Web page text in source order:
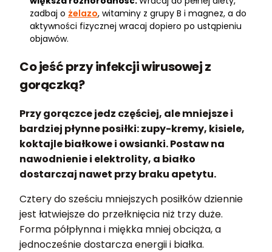
zadbaj o żelazo, witaminy z grupy B i magnez, a do
aktywności fizycznej wracaj dopiero po ustąpieniu
objawów.
Co jeść przy infekcji wirusowej z
gorączką?
Przy gorączce jedz częściej, ale mniejsze i
bardziej płynne posiłki: zupy-kremy, kisiele,
koktajle białkowe i owsianki. Postaw na
nawodnienie i elektrolity, a białko
dostarczaj nawet przy braku apetytu.
Cztery do sześciu mniejszych posiłków dziennie
jest łatwiejsze do przełknięcia niż trzy duże.
Forma półpłynna i miękka mniej obciąża, a
jednocześnie dostarcza energii i białka.